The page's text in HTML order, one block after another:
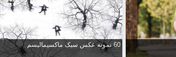
60 نمونه عکس سبک ماکسیمالیسم